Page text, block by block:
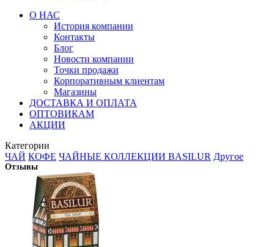
О НАС
История компании
Контакты
Блог
Новости компании
Точки продажи
Корпоративным клиентам
Магазины
ДОСТАВКА И ОПЛАТА
ОПТОВИКАМ
АКЦИИ
Категории
ЧАЙ КОФЕ ЧАЙНЫЕ КОЛЛЕКЦИИ BASILUR Другое
Отзывы